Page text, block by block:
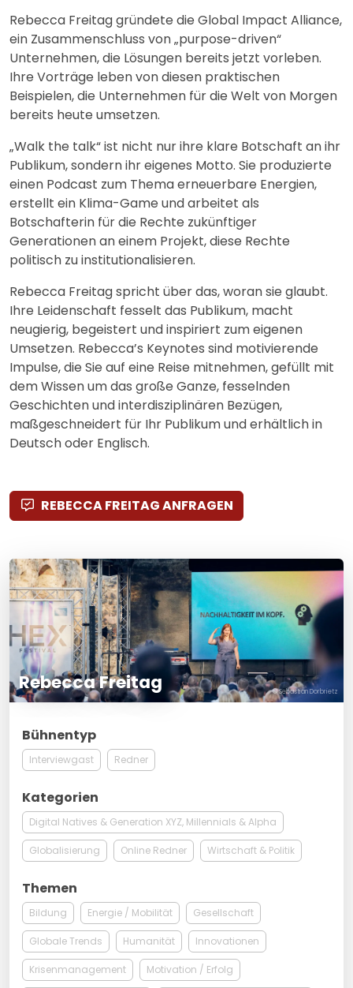
Rebecca Freitag gründete die Global Impact Alliance,
ein Zusammenschluss von „purpose-driven“
Unternehmen, die Lösungen bereits jetzt vorleben.
Ihre Vorträge leben von diesen praktischen
Beispielen, die Unternehmen für die Welt von Morgen
bereits heute umsetzen.
„Walk the talk“ ist nicht nur ihre klare Botschaft an ihr
Publikum, sondern ihr eigenes Motto. Sie produzierte
einen Podcast zum Thema erneuerbare Energien,
erstellt ein Klima-Game und arbeitet als
Botschafterin für die Rechte zukünftiger
Generationen an einem Projekt, diese Rechte
politisch zu institutionalisieren.
Rebecca Freitag spricht über das, woran sie glaubt.
Ihre Leidenschaft fesselt das Publikum, macht
neugierig, begeistert und inspiriert zum eigenen
Umsetzen. Rebecca’s Keynotes sind motivierende
Impulse, die Sie auf eine Reise mitnehmen, gefüllt mit
dem Wissen um das große Ganze, fesselnden
Geschichten und interdisziplinären Bezügen,
maßgeschneidert für Ihr Publikum und erhältlich in
Deutsch oder Englisch.
REBECCA FREITAG ANFRAGEN
© Sebastian Dorbrietz
Rebecca Freitag
Bühnentyp
Interviewgast Redner
Kategorien
Digital Natives & Generation XYZ, Millennials & Alpha
Globalisierung Online Redner Wirtschaft & Politik
Themen
Bildung Energie / Mobilität Gesellschaft
Globale Trends Humanität Innovationen
Krisenmanagement Motivation / Erfolg